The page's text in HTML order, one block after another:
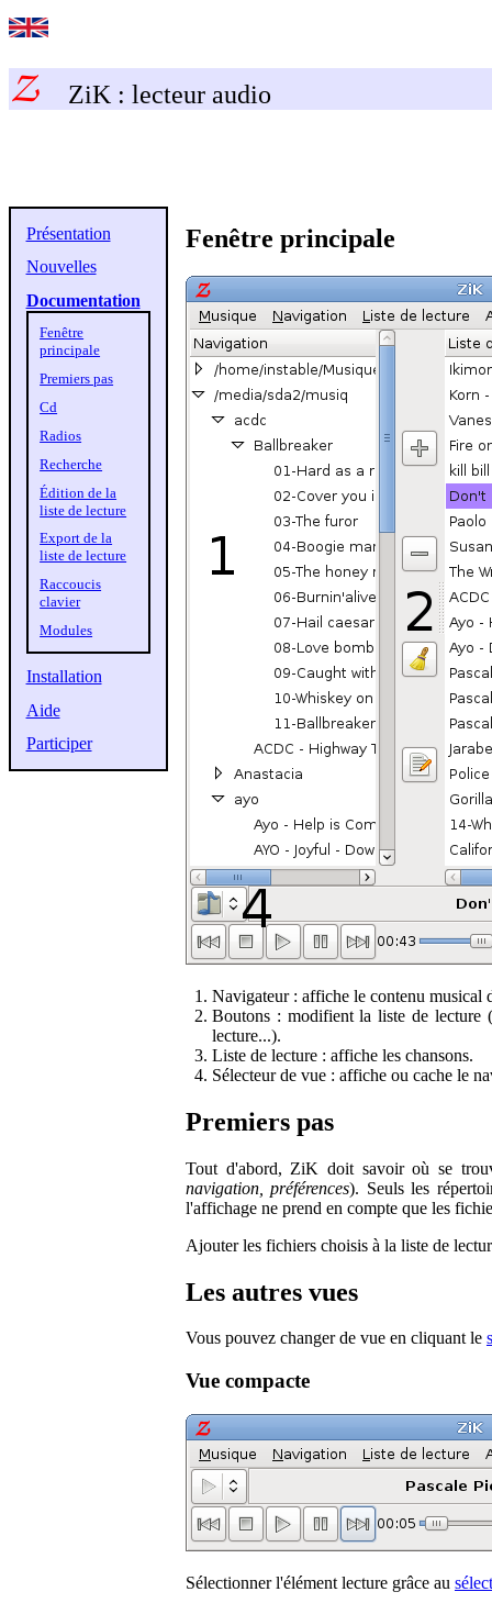
ZiK : lecteur audio
Présentation
Nouvelles
Documentation
Fenêtre
principale
Premiers pas
Cd
Radios
Recherche
Édition de la
liste de lecture
Export de la
liste de lecture
Raccoucis
clavier
Modules
Installation
Aide
Participer
Fenêtre principale
Navigateur : affiche le contenu musical
Boutons : modifient la liste de lecture
lecture...).
Liste de lecture : affiche les chansons.
Sélecteur de vue : affiche ou cache le
Premiers pas
Tout d'abord, ZiK doit savoir où se
navigation, préférences). Seuls les
l'affichage ne prend en compte que les
Ajouter les fichiers choisis à la liste de
Les autres vues
Vous pouvez changer de vue en cliquant le
Vue compacte
Sélectionner l'élément lecture grâce au